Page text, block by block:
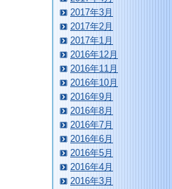
2017年3月
2017年2月
2017年1月
2016年12月
2016年11月
2016年10月
2016年9月
2016年8月
2016年7月
2016年6月
2016年5月
2016年4月
2016年3月